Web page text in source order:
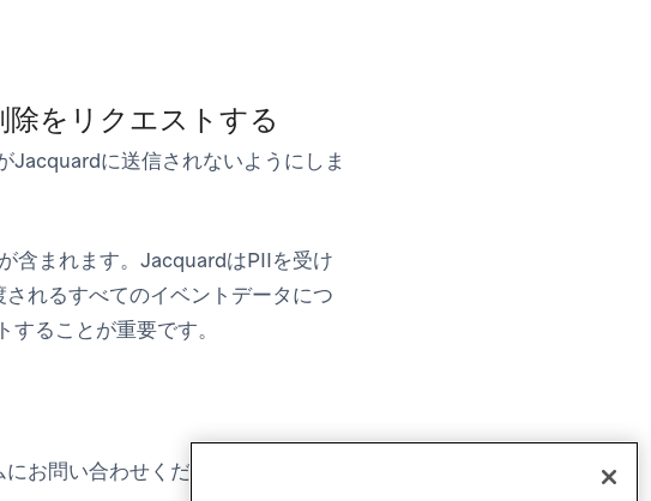
をリクエストする
Jacquardに送信されないようにしま
含まれます。JacquardはPIIを受け
れるすべてのイベントデータにつ
ることが重要です。
お問い合わせください。